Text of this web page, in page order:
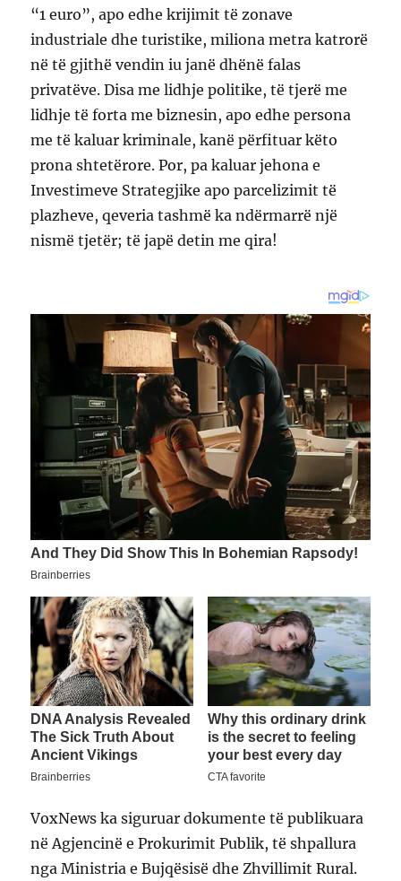
“1 euro”, apo edhe krijimit të zonave
industriale dhe turistike, miliona metra katrorë
në të gjithë vendin iu janë dhënë falas
privatëve. Disa me lidhje politike, të tjerë me
lidhje të forta me biznesin, apo edhe persona
me të kaluar kriminale, kanë përfituar këto
prona shtetërore. Por, pa kaluar jehona e
Investimeve Strategjike apo parcelizimit të
plazheve, qeveria tashmë ka ndërmarrë një
nismë tjetër; të japë detin me qira!
VoxNews ka siguruar dokumente të publikuara
në Agjencinë e Prokurimit Publik, të shpallura
nga Ministria e Bujqësisë dhe Zhvillimit Rural.